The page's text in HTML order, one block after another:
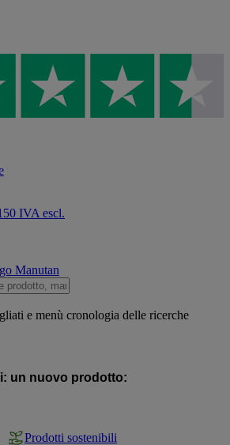
IVA escl.
e menù cronologia delle ricerche
un nuovo prodotto:
Prodotti sostenibili